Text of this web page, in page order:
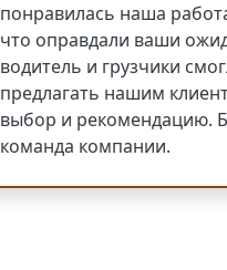
понравилась наша
что оправдали ваши
водитель и грузчики
предлагать нашим
выбор и рекомендацию.
команда компании.